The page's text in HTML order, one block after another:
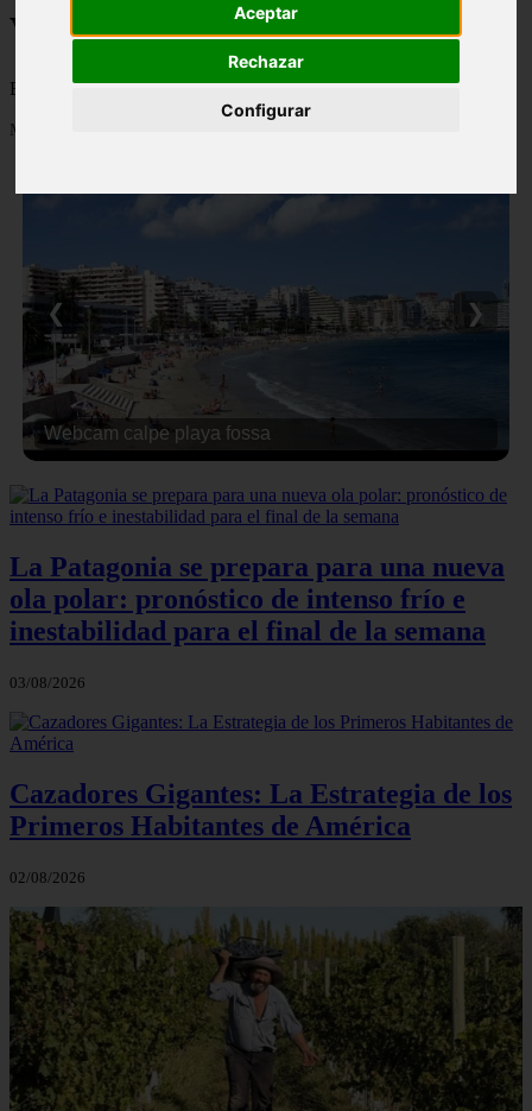
Aceptar
Rechazar
Configurar
Viajes a la Patagonia
Blog sobre la Patagonia en particular y sobre turismo en general
Mostrando 1 - 24 de 477 artículos
Webcam calpe playa fossa
❮ ❯
La Patagonia se prepara para una nueva
ola polar: pronóstico de intenso frío e
inestabilidad para el final de la semana
03/08/2026
Cazadores Gigantes: La Estrategia de los
Primeros Habitantes de América
02/08/2026